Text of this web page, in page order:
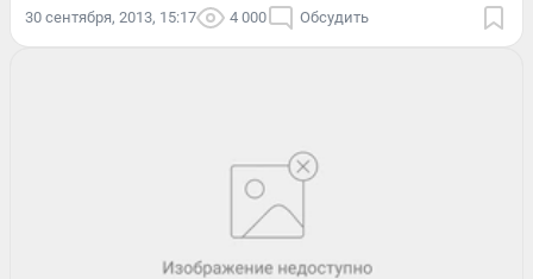
30 сентября, 2013, 15:17 4 000 Обсудить